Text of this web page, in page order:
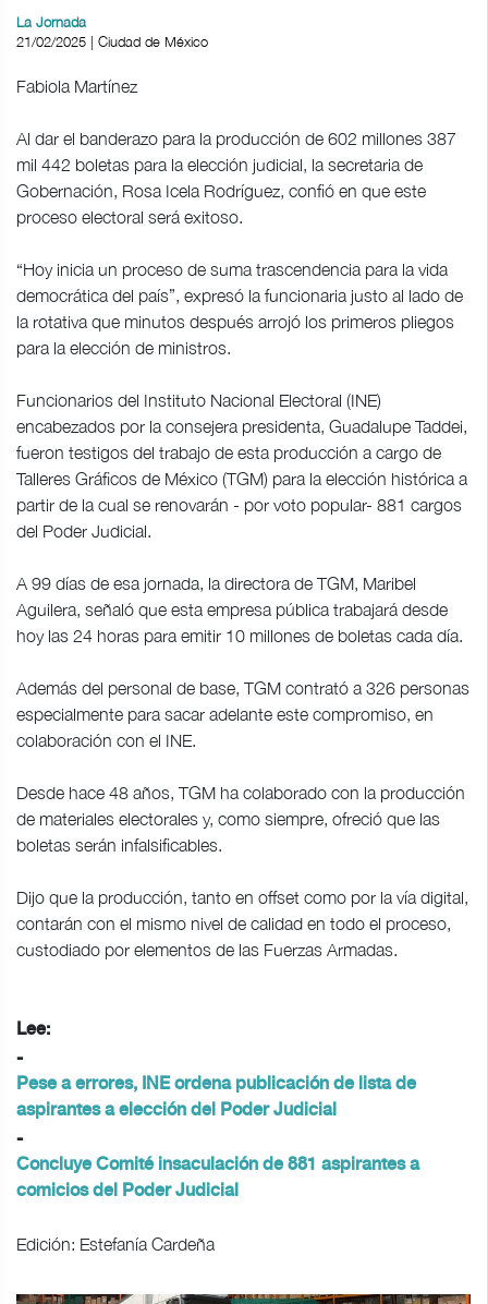
La Jornada
21/02/2025 | Ciudad de México
Fabiola Martínez
Al dar el banderazo para la producción de 602 millones 387
mil 442 boletas para la elección judicial, la secretaria de
Gobernación, Rosa Icela Rodríguez, confió en que este
proceso electoral será exitoso.
“Hoy inicia un proceso de suma trascendencia para la vida
democrática del país”, expresó la funcionaria justo al lado de
la rotativa que minutos después arrojó los primeros pliegos
para la elección de ministros.
Funcionarios del Instituto Nacional Electoral (INE)
encabezados por la consejera presidenta, Guadalupe Taddei,
fueron testigos del trabajo de esta producción a cargo de
Talleres Gráficos de México (TGM) para la elección histórica a
partir de la cual se renovarán - por voto popular- 881 cargos
del Poder Judicial.
A 99 días de esa jornada, la directora de TGM, Maribel
Aguilera, señaló que esta empresa pública trabajará desde
hoy las 24 horas para emitir 10 millones de boletas cada día.
Además del personal de base, TGM contrató a 326 personas
especialmente para sacar adelante este compromiso, en
colaboración con el INE.
Desde hace 48 años, TGM ha colaborado con la producción
de materiales electorales y, como siempre, ofreció que las
boletas serán infalsificables.
Dijo que la producción, tanto en offset como por la vía digital,
contarán con el mismo nivel de calidad en todo el proceso,
custodiado por elementos de las Fuerzas Armadas.
Lee:
-
Pese a errores, INE ordena publicación de lista de
aspirantes a elección del Poder Judicial
-
Concluye Comité insaculación de 881 aspirantes a
comicios del Poder Judicial
Edición: Estefanía Cardeña